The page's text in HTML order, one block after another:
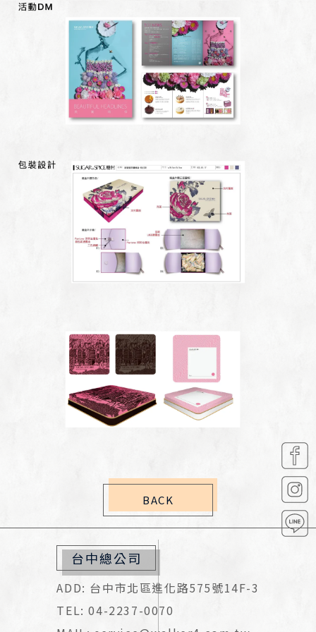
BACK
台中總公司
ADD: 台中市北區進化路575號14F-3
TEL: 04-2237-0070